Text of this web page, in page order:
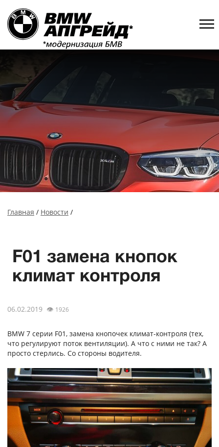
Главная / Новости /
F01 замена кнопок
климат контроля
06.02.2019 👁 1926
BMW 7 серии F01, замена кнопочек климат-контроля (тех,
что регулируют поток вентиляции). А что с ними не так? А
просто стерлись. Со стороны водителя.